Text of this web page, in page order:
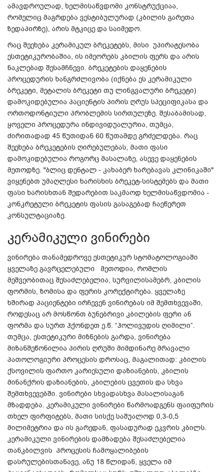
ამავდროულად, ხელმისაწვდომი კონსტრუქციაა,
რომელიც მაგრდება ვესტიბულურად (კბილის გარეთა
ზედაპირზე), არის მტკიცე და საიმედო.
რაც შეეხება კერამიკულ ბრეკეტებს, მისი უპირატესობა
ესთეტიკურობაშია, ის იმეორებს კბილის ფერს და არის
ნაკლებად შესამჩნევი. ბრეკეტების დაყენების
პროცედურის ხანგრძლივობა (იქნება ეს კერამიკული
ბრეკეტი, მეტალის ბრეკეტი თუ ლინგვალური ბრეკეტი)
დამოკიდებულია პაციენტის პირის ღრუს სპეციფიკასა და
ორთოდონტიული პრობლემის სირთულეზე. შესაბამისად,
ყოველი პროცედურა ინდივიდუალურია, თუმცა,
ძირითადად 45 წუთიდან 60 წუთამდე გრძელდება. რაც
შეეხება ბრეკეტების ღირებულებას, მათი ფასი
დამოკიდებულია როგორც მასალაზე, ასევე დაყენების
მეთოდზე. "ბლიც დენტალ - კახაბერ ხარებავას კლინიკაში"
ვიყენებთ უმაღლესი ხარისხის ბრეკეტ-სისტემებს და მათი
ფასი ხარისხთან შედარებით საკმაოდ ხელმისაწვდომია -
კონკრეტული ბრეკეტის ფასის გასაგებად ჩაეწერეთ
კონსულტაციაზე.
კერამიკული ვინირები
ვინირება თანამედროვე ესთეტიკურ სტომატოლოგიაში
ყველაზე გავრცელებული მეთოდია, რომლის
მეშვეობითაც შესაძლებელია, სურვილისამებრ, კბილის
ფორმის, ზომისა და ფერის კორექტირება. ყველაზე
ხშირად პაციენტები ირჩევენ ვინირებას იმ შემთხვევაში,
როდესაც არ მოსწონთ ბუნებრივი კბილების ფერი ან
ფორმა და სურთ ჰქონდეთ ე.წ. “ჰოლივუდის ღიმილი”.
თუმცა, ესთეტიკური მიზნების გარდა, ვინირება
მიზანშეწონილია პირის ღრუში მიმდინარე მრავალი
პათოლოგიური პროცესის დროსაც, მაგალითად: კბილის
ქსოვილის ფართო კარიესული დაზიანების, კბილის
მინანქრის დაზიანების, კბილების ცვეთის და სხვა
შემთხვევებში. ვინირები სხვადასხვა მასალისაგან
მზადდება. კერამიკული ვინირები წარმოადგენს ფაიფურის
თხელ ფირფიტებს, მათი სისქე საშუალოდ 0,3-0,5
მილიმეტრია და ის გარედან, ფასადურად ეკვრის კბილს.
კერამიკული ვინირების დამზადება შესაძლებელია
თანკბილვის პროცესის ჩამოყალიბების
დასრულებისთანავე, ანუ 18 წლიდან, ყველა იმ